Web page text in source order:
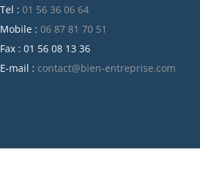
avril 2021
mars 2021
février 2021
janvier 2021
Tel : 01 56 36 06 64
Mobile : 06 87 81 70 51
Fax : 01 56 08 13 36
E-mail : contact@bien-entreprise.com